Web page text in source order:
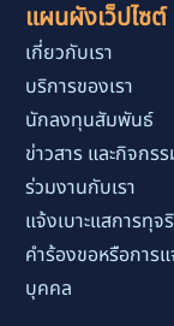
แผนผังเว็ปไซต์
เกี่ยวกับเรา
บริการของเรา
นักลงทุนสัมพันธ์
ข่าวสาร และกิจกร
ร่วมงานกับเรา
แจ้งเบาะแสการทุจ
คำร้องขอหรือการ
บุคคล